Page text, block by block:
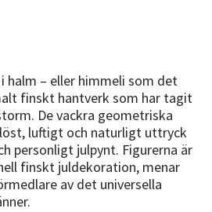
halm – eller himmeli som det
finskt hantverk som har tagit
De vackra geometriska
luftigt och naturligt uttryck
personligt julpynt. Figurerna är
finskt juldekoration, menar
av det universella